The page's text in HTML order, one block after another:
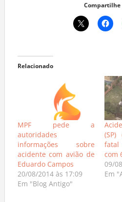
Compartilhe
Relacionado
MPF pede a
autoridades
informações sobre
acidente com avião de
Eduardo Campos
20/08/2014 às 17:09
Em "Blog Antigo"
fatal
com
09/
Em